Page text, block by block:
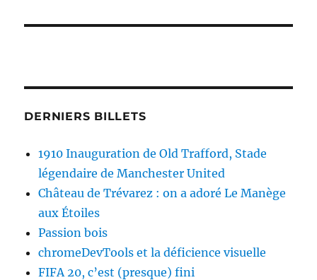
DERNIERS BILLETS
1910 Inauguration de Old Trafford, Stade
légendaire de Manchester United
Château de Trévarez : on a adoré Le Manège
aux Étoiles
Passion bois
chromeDevTools et la déficience visuelle
FIFA 20, c’est (presque) fini